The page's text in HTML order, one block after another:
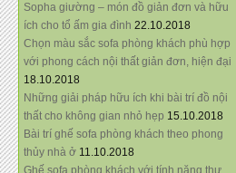
Sopha giường – món đồ giản đơn và hữu
ích cho tổ ấm gia đình 22.10.2018
Chọn màu sắc sofa phòng khách phù hợp
với phong cách nội thất giản đơn, hiện đại
18.10.2018
Những giải pháp hữu ích khi bài trí đồ nội
thất cho không gian nhỏ hẹp 15.10.2018
Bài trí ghế sofa phòng khách theo phong
thủy nhà ở 11.10.2018
Ghế sofa phòng khách với tính năng thư